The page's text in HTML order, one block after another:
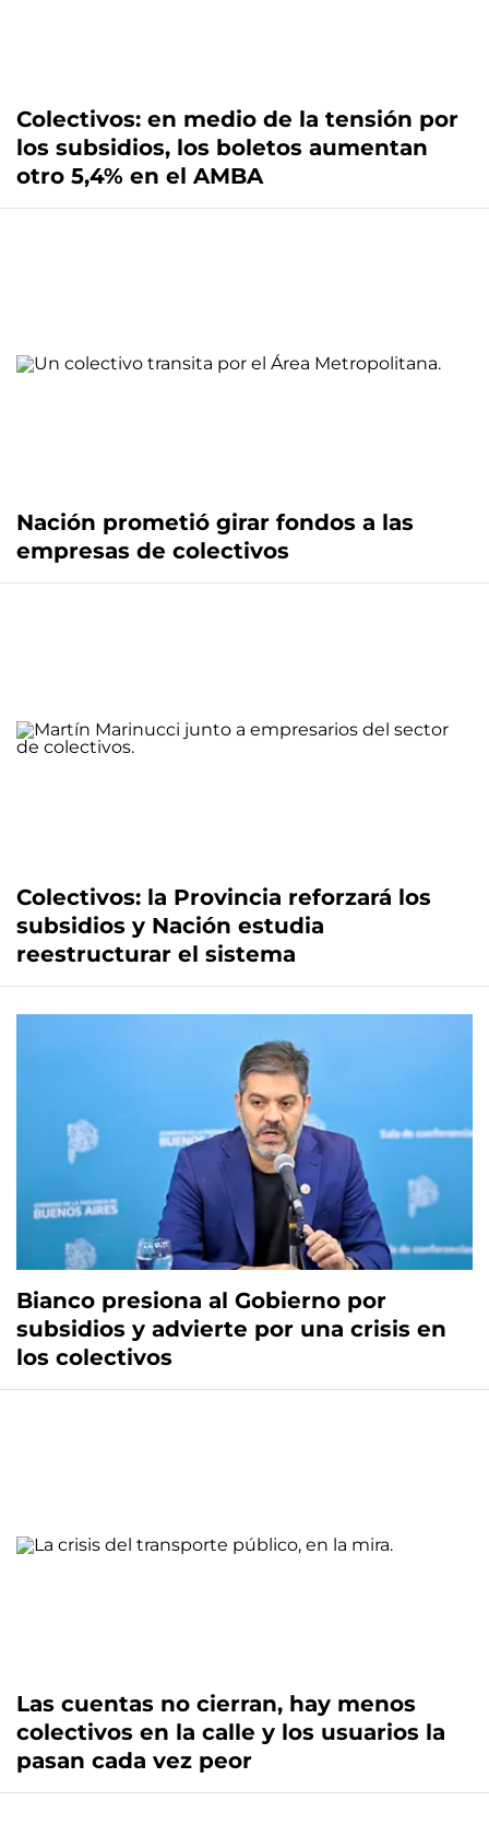
Colectivos: en medio de la tensión por
los subsidios, los boletos aumentan
otro 5,4% en el AMBA
Nación prometió girar fondos a las
empresas de colectivos
Colectivos: la Provincia reforzará los
subsidios y Nación estudia
reestructurar el sistema
Bianco presiona al Gobierno por
subsidios y advierte por una crisis en
los colectivos
Las cuentas no cierran, hay menos
colectivos en la calle y los usuarios la
pasan cada vez peor